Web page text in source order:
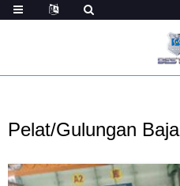
Pelat/Gulungan Baja